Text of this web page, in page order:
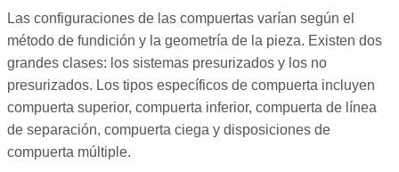
Las configuraciones de las compuertas varían según el
método de fundición y la geometría de la pieza. Existen dos
grandes clases: los sistemas presurizados y los no
presurizados. Los tipos específicos de compuerta incluyen
compuerta superior, compuerta inferior, compuerta de línea
de separación, compuerta ciega y disposiciones de
compuerta múltiple.